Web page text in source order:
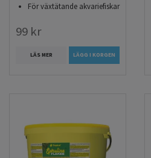
För växtätande akvariefiskar
99 kr
LÄS MER LÄGG I KORGEN